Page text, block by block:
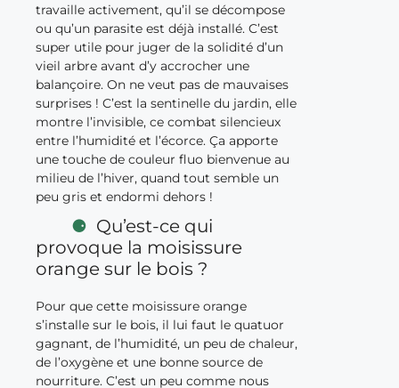
travaille activement, qu’il se décompose
ou qu’un parasite est déjà installé. C’est
super utile pour juger de la solidité d’un
vieil arbre avant d’y accrocher une
balançoire. On ne veut pas de mauvaises
surprises ! C’est la sentinelle du jardin, elle
montre l’invisible, ce combat silencieux
entre l’humidité et l’écorce. Ça apporte
une touche de couleur fluo bienvenue au
milieu de l’hiver, quand tout semble un
peu gris et endormi dehors !
Qu’est-ce qui
provoque la moisissure
orange sur le bois ?
Pour que cette moisissure orange
s’installe sur le bois, il lui faut le quatuor
gagnant, de l’humidité, un peu de chaleur,
de l’oxygène et une bonne source de
nourriture. C’est un peu comme nous